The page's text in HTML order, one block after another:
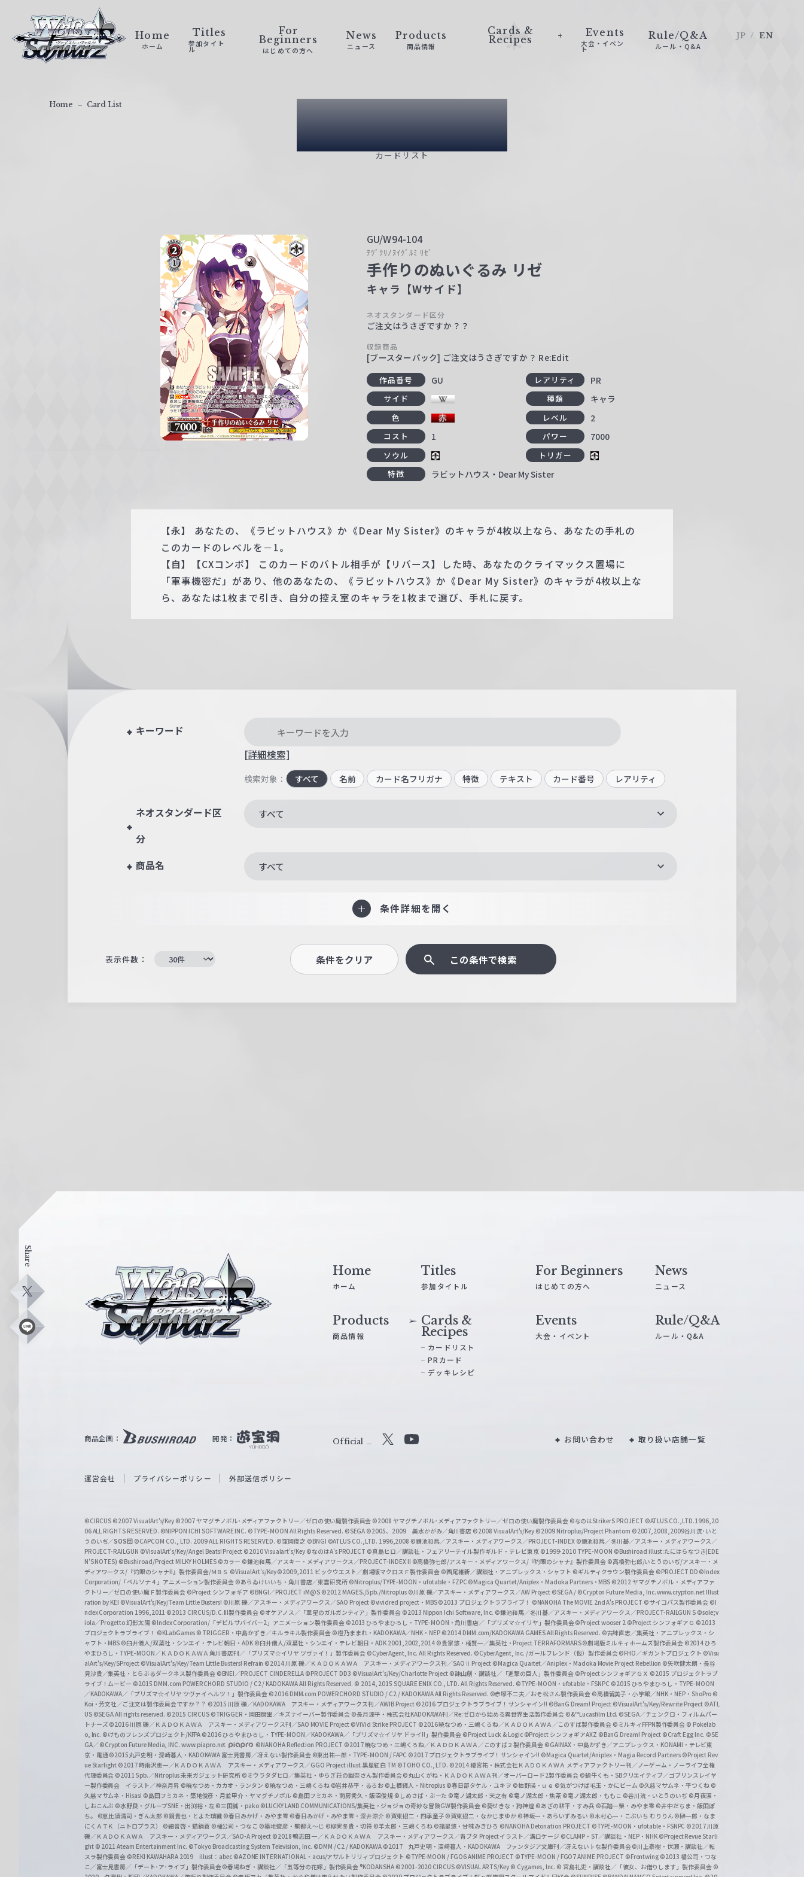
ァ
Home
ホーム
Titles
参加タイト
ル
For
Beginners
はじめての方へ
News
ニュース
Products
商品情報
Cards &
Recipes
Events
大会・イベン
ト
Rule/Q&A
ルール・Q&A
JP EN
Card List
カードリスト
Home Card List
GU/W94-104
ﾃﾂﾞｸﾘﾉﾇｲｸﾞﾙﾐ ﾘｾﾞ
手作りのぬいぐるみ リゼ
キャラ【Wサイド】
ネオスタンダード区分
ご注文はうさぎですか？？
収録商品
[ブースターパック] ご注文はうさぎですか？ Re:Edit
作品番号 GU レアリティ PR
サイド 種類 キャラ
色 レベル 2
コスト 1 パワー 7000
ソウル
トリガー
特徴
ラビットハウス・Dear My Sister
【永】 あなたの、《ラビットハウス》か《Dear My Sister》のキャラが4枚以上なら、あなたの手札の
このカードのレベルを－1。
【自】【CXコンボ】 このカードのバトル相手が【リバース】した時、あなたのクライマックス置場に
「軍事機密だ」があり、他のあなたの、《ラビットハウス》か《Dear My Sister》のキャラが4枚以上な
ら、あなたは1枚まで引き、自分の控え室のキャラを1枚まで選び、手札に戻す。
キーワード
[詳細検索]
検索対象： すべて 名前 カード名フリガナ 特徴 テキスト カード番号 レアリティ
ネオスタンダード区
分
すべて
商品名 すべて
条件詳細を開く
表示件数： 条件をクリア この条件で検索
Share
X
L
ス
W
i
c
h
w
a
r
z
Home
ホーム
Titles
参加タイトル
For Beginners
はじめての方へ
News
ニュース
Products
商品情報
Cards &
Recipes
カードリスト
PRカード
デッキレシピ
Events
大会・イベント
Rule/Q&A
ルール・Q&A
商品企画： 開発： Official
b
e
O
f
f
i
c
i
a
l
C
h
a
n
n
e
l
お問い合わせ 取り扱い店舗一覧
運営会社 プライバシーポリシー 外部送信ポリシー
©CIRCUS ©2007 VisualArt's/Key ©2007 ヤマグチノボル･メディアファクトリー／ゼロの使い魔製作委員会 ©2008 ヤマグチノボル･メディアファクトリー／ゼロの使い魔製作委員会 ©なのはStrikerS PROJECT ©ATLUS CO.,LTD.1996,20
06 ALL RIGHTS RESERVED. ©NIPPON ICHI SOFTWARE INC. ©TYPE-MOON All Rights Reserved. ©SEGA ©2005、2009 美水かがみ／角川書店 ©2008 VisualArt's/Key ©2009 Nitroplus/Project Phantom ©2007,2008,2009谷川流･いと
うのいぢ／SOS団 ©CAPCOM CO., LTD. 2009 ALL RIGHTS RESERVED. ©窪岡俊之 ©BNGI ©ATLUS CO.,LTD. 1996,2008 ©鎌池和馬／アスキー・メディアワークス／PROJECT-INDEX ©鎌池和馬／冬川基／アスキー・メディアワークス／
PROJECT-RAILGUN ©VisualArt's/Key/Angel Beats! Project ©2010 Visualart's/Key ©なのはA's PROJECT ©真島ヒロ／講談社・フェアリーテイル製作ギルド・テレビ東京 ©1999-2010 TYPE-MOON ©Bushiroad illust:たにはらなつき(EDE
N'S NOTES) ©Bushiroad/Project MILKY HOLMES ©カラー ©鎌池和馬／アスキー・メディアワークス／PROJECT-INDEX II ©高橋弥七郎/アスキー・メディアワークス/『灼眼のシャナ』製作委員会 ©高橋弥七郎/いとうのいぢ/アスキー・メ
ディアワークス/『灼眼のシャナII』製作委員会/ＭＢＳ ©VisualArt's/Key©2009,2011 ビックウエスト／劇場版マクロスＦ製作委員会 ©西尾維新／講談社・アニプレックス・シャフト ©ギルティクラウン製作委員会 ©PROJECT DD ©Index
Corporation/「ペルソナ４」アニメーション製作委員会 ©あらゐけいいち・角川書店／東雲研究所 ©Nitroplus/TYPE-MOON・ufotable・FZPC ©Magica Quartet/Aniplex・Madoka Partners・MBS ©2012 ヤマグチノボル・メディアファ
クトリー／ゼロの使い魔Ｆ製作委員会 ©Project シンフォギア ©BNGI／PROJECT iM@S ©2012 MAGES./5pb./Nitroplus ©川原 礫／アスキー・メディアワークス／AW Project ©SEGA / ©Crypton Future Media, Inc. www.crypton.net Illust
ration by KEI ©VisualArt's/Key/Team Little Busters! ©川原 礫／アスキー・メディアワークス／SAO Project ©vividred project・MBS ©2013 プロジェクトラブライブ！ ©NANOHA The MOVIE 2nd A's PROJECT ©サイコパス製作委員会 ©I
ndex Corporation 1996,2011 ©2013 CIRCUS/D.C.III製作委員会 ©オケアノス／「翠星のガルガンティア」製作委員会 ©2013 Nippon Ichi Software, Inc. ©鎌池和馬／冬川基／アスキー・メディアワークス／PROJECT-RAILGUN S ©sole;v
iola／Progetto 幻影太陽 ©Index Corporation/「デビルサバイバー2」アニメーション製作委員会 ©2013 ひろやまひろし・TYPE-MOON・角川書店／「プリズマ☆イリヤ」製作委員会©Project wooser 2 ©Project シンフォギアＧ ©2013
プロジェクトラブライブ！ ©KLabGames © TRIGGER・中島かずき／キルラキル製作委員会 ©橙乃ままれ・KADOKAWA／NHK・NEP ©2014 DMM.com/KADOKAWA GAMES All Rights Reserved. ©古味直志／集英社・アニプレックス・シ
ャフト・MBS ©臼井儀人/双葉社・シンエイ・テレビ朝日・ADK ©臼井儀人/双葉社・シンエイ・テレビ朝日・ADK 2001,2002,2014 ©貴家悠・橘賢一／集英社・Project TERRAFORMARS©劇場版ミルキィホームズ製作委員会 ©2014 ひろ
やまひろし・TYPE-MOON／ＫＡＤＯＫＡＷＡ 角川書店刊／「プリズマ☆イリヤ ツヴァイ！」製作委員会 ©CyberAgent, Inc. All Rights Reserved. ©CyberAgent, Inc. /ガールフレンド（仮）製作委員会©FHO／ギガントプロジェクト ©Visu
alArt's/Key/SProject ©VisualArt's/Key/Team Little Busters! Refrain ©2014 川原 礫／ＫＡＤＯＫＡＷＡ アスキー・メディアワークス刊／SAOⅡ Project ©Magica Quartet／Aniplex・Madoka Movie Project Rebellion ©矢吹健太朗・長谷
見沙貴／集英社・とらぶるダークネス製作委員会 ©BNEI／PROJECT CINDERELLA ©PROJECT DD3 ©VisualArt's/Key/Charlotte Project ©諫山創・講談社／「進撃の巨人」製作委員会 ©Project シンフォギアＧＸ ©2015 プロジェクトラブ
ライブ！ムービー ©2015 DMM.com POWERCHORD STUDIO / C2 / KADOKAWA All Rights Reserved. © 2014, 2015 SQUARE ENIX CO., LTD. All Rights Reserved. ©TYPE-MOON・ufotable・FSNPC ©2015 ひろやまひろし・TYPE-MOON
／KADOKAWA／「プリズマ☆イリヤ ツヴァイ ヘルツ！」製作委員会 ©2016 DMM.com POWERCHORD STUDIO / C2 / KADOKAWA All Rights Reserved. ©赤塚不二夫／おそ松さん製作委員会 ©高橋留美子・小学館／NHK・NEP・ShoPro ©
Koi・芳文社／ご注文は製作委員会ですか？？ ©2015 川原 礫／KADOKAWA アスキー・メディアワークス刊／AWIB Project ©2016 プロジェクトラブライブ！サンシャイン!! ©BanG Dream! Project ©VisualArt's/Key/Rewrite Project ©ATL
US ©SEGA All rights reserved. ©2015 CIRCUS ©TRIGGER・岡田麿里／キズナイーバー製作委員会 ©長月達平・株式会社KADOKAWA刊／Re:ゼロから始める異世界生活製作委員会 ©&™Lucasfilm Ltd. ©SEGA／チェンクロ・フィルムパー
トナーズ©2016 川原 礫／ＫＡＤＯＫＡＷＡ アスキー・メディアワークス刊／SAO MOVIE Project ©ViVid Strike PROJECT ©2016 暁なつめ・三嶋くろね／ＫＡＤＯＫＡＷＡ／このすば製作委員会 ©ミルキィFFPN製作委員会 © Pokelab
o, Inc. ©けものフレンズプロジェクト/KFPA ©2016 ひろやまひろし・TYPE-MOON／KADOKAWA／「プリズマ☆イリヤ ドライ!!」製作委員会 ©Project Luck & Logic ©Project シンフォギアAXZ ©BanG Dream! Project ©Craft Egg Inc. ©SE
GA／ ©Crypton Future Media, INC. www.piapro.net
©NANOHA Reflection PROJECT ©2017 暁なつめ・三嶋くろね／ＫＡＤＯＫＡＷＡ／このすば２製作委員会 ©GAINAX・中島かずき／アニプレックス・KONAMI・テレビ東
京・電通 ©2015丸戸史明・深崎暮人・KADOKAWA 富士見書房／冴えない製作委員会 ©東出祐一郎・TYPE-MOON / FAPC ©2017 プロジェクトラブライブ！サンシャイン!! ©Magica Quartet/Aniplex・Magia Record Partners ©Project Rev
ue Starlight ©2017 時雨沢恵一／ＫＡＤＯＫＡＷＡ アスキー・メディアワークス／GGO Project illust.黒星紅白 TM ©TOHO CO., LTD. ©2014 榎宮祐・株式会社ＫＡＤＯＫＡＷＡ メディアファクトリー刊／ノーゲーム・ノーライフ全権
代理委員会 ©2011 5pb.／Nitroplus 未来ガジェット研究所 ©ミウラタダヒロ／集英社・ゆらぎ荘の幽奈さん製作委員会©丸山くがね・ＫＡＤＯＫＡＷＡ刊／オーバーロード2製作委員会 ©蝸牛くも・SBクリエイティブ／ゴブリンスレイヤ
ー製作委員会 イラスト／神奈月昇 ©暁なつめ・カカオ・ランタン ©暁なつめ・三嶋くろね ©岩井恭平・るろお ©上栖綴人・Nitroplus ©春日部タケル・ユキヲ ©枯野瑛・ｕｅ ©気がつけば毛玉・かにビーム ©久慈マサムネ・平つくね ©
久慈マサムネ・Hisasi ©島田フミカネ・築地俊彦・月並甲介・ヤマグチノボル ©島田フミカネ・南房秀久・飯沼俊規 ©しめさば・ぶーた ©竜ノ湖太郎・天之有 ©竜ノ湖太郎・焦茶 ©竜ノ湖太郎・ももこ ©谷川流・いとうのいぢ ©月夜涙・
しおこんぶ ©水野良・グループSNE・出渕裕・左 ©三田誠・pako ©LUCKY LAND COMMUNICATIONS/集英社・ジョジョの奇妙な冒険GW製作委員会 ©葵せきな・狗神煌 ©あざの耕平・すみ兵 ©石踏一榮・みやま零 ©井中だちま・飯田ぽ
ち。
©恵比須清司・ぎん太郎 ©鏡貴也・とよた瑣織 ©春日みかげ・みやま零 ©春日みかげ・みやま零・深井涼介 ©賀東招二・四季童子 ©賀東招二・なかじまゆか ©神坂一・あらいずみるい ©木村心一・こぶいち むりりん ©榊一郎・なま
にくＡＴＫ（ニトロプラス） ©細音啓・猫鍋蒼 ©橘公司・つなこ ©築地俊彦・駒都え～じ ©柳実冬貴・切符 ©羊太郎・三嶋くろね ©諸星悠・甘味みきひろ ©NANOHA Detonation PROJECT ©TYPE-MOON・ufotable・FSNPC ©2017 川原
礫／ＫＡＤＯＫＡＷＡ アスキー・メディアワークス／SAO-A Project ©2018 鴨志田 一／ＫＡＤＯＫＡＷＡ アスキー・メディアワークス／青ブタ Project イラスト／溝口ケージ ©CLAMP・ST／講談社・NEP・NHK ©Project Revue Starli
ght © 2021 Ateam Entertainment Inc. ©Tokyo Broadcasting System Television, Inc. ©DMM / C2 / KADOKAWA ©2017 丸戸史明・深崎暮人・KADOKAWA ファンタジア文庫刊／冴えない♭な製作委員会©川上泰樹・伏瀬・講談社／転
スラ製作委員会 ©REKI KAWAHARA 2019 illust：abec ©AZONE INTERNATIONAL・acus/アサルトリリィプロジェクト ©TYPE-MOON / FGO6 ANIME PROJECT ©TYPE-MOON / FGO7 ANIME PROJECT ©Frontwing ©2013 橘公司・つな
こ／富士見書房／「デート･ア･ライブ」製作委員会©春場ねぎ・講談社／「五等分の花嫁」製作委員会 ®KODANSHA ©2001-2020 CIRCUS ©VISUAL ARTS/Key © Cygames, Inc. © 宮島礼吏・講談社／「彼女、お借りします」製作委員会 ©